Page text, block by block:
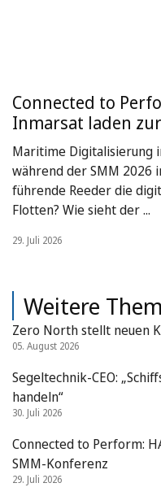
Connected to
Inmarsat laden
Maritime Digitalisierung
während der SMM 2026
führende Reeder die
Flotten? Wie sieht der ...
29. Juli 2026
Weitere
Zero North stellt neuen
05. August 2026
Segeltechnik-CEO:
handeln“
30. Juli 2026
Connected to Perform:
SMM-Konferenz
29. Juli 2026